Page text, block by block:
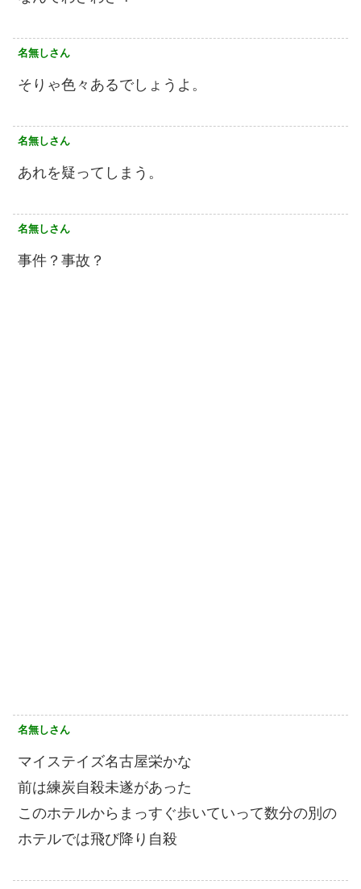
名無しさん
そりゃ色々あるでしょうよ。
名無しさん
あれを疑ってしまう。
名無しさん
事件？事故？
名無しさん
マイステイズ名古屋栄かな
前は練炭自殺未遂があった
このホテルからまっすぐ歩いていって数分の別の
ホテルでは飛び降り自殺